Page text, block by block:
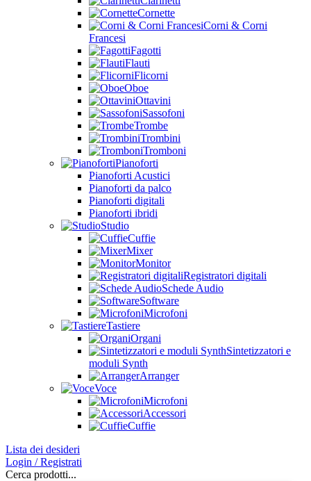
Cornette
Corni & Corni
Francesi
Fagotti
Flauti
Flicorni
Oboe
Ottavini
Sassofoni
Trombe
Trombini
Tromboni
Pianoforti
Pianoforti Acustici
Pianoforti da palco
Pianoforti digitali
Pianoforti ibridi
Studio
Cuffie
Mixer
Monitor
Registratori digitali
Schede Audio
Software
Microfoni
Tastiere
Organi
Sintetizzatori e
moduli Synth
Arranger
Voce
Microfoni
Accessori
Cuffie
Lista dei desideri
Login / Registrati
Cerca prodotti...